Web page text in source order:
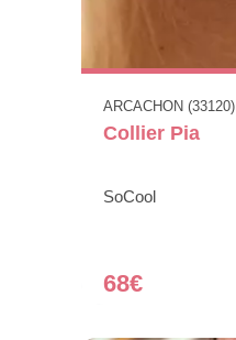
ARCACHON (33120)
Collier Pia
SoCool
68€